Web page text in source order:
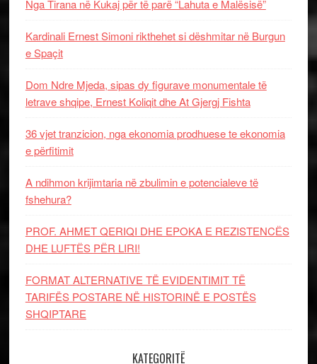
Nga Tirana në Kukaj për të parë “Lahuta e Malësisë”
Kardinali Ernest Simoni rikthehet si dëshmitar në Burgun
e Spaçit
Dom Ndre Mjeda, sipas dy figurave monumentale të
letrave shqipe, Ernest Koliqit dhe At Gjergj Fishta
36 vjet tranzicion, nga ekonomia prodhuese te ekonomia
e përfitimit
A ndihmon krijimtaria në zbulimin e potencialeve të
fshehura?
PROF. AHMET QERIQI DHE EPOKA E REZISTENCЁS
DHE LUFTЁS PЁR LIRI!
FORMAT ALTERNATIVE TË EVIDENTIMIT TË
TARIFËS POSTARE NË HISTORINË E POSTËS
SHQIPTARE
KATEGORITË